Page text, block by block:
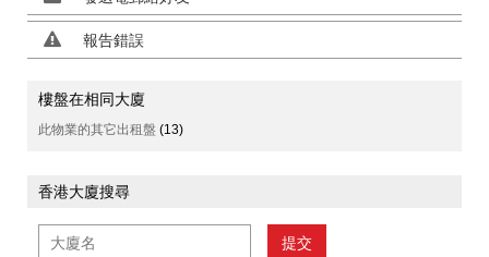
報告錯誤
樓盤在相同大廈
此物業的其它出租盤 (13)
香港大廈搜尋
提交